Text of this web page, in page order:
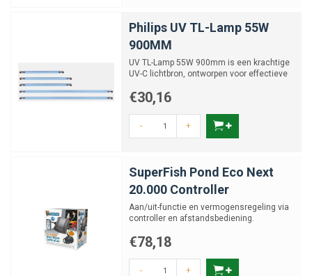
Let bij de keuze goed op compatibiliteit (slangen, aansluitingen), debiet,
Speciale filters zijn geen luxe, maar slimme
maatwerkoplossingen.Ze passen zich aan aan jouw aquarium, niet
filtering die nodig is – onzichtbaar, geruisloos en volledig afgestemd op
Philips UV TL-Lamp 55W
900MM
UV TL-Lamp 55W 900mm is een krachtige
UV-C lichtbron, ontworpen voor effectieve
€30,16
- +
SuperFish Pond Eco Next
20.000 Controller
Aan/uit-functie en vermogensregeling via
controller en afstandsbediening.
€78,18
- +